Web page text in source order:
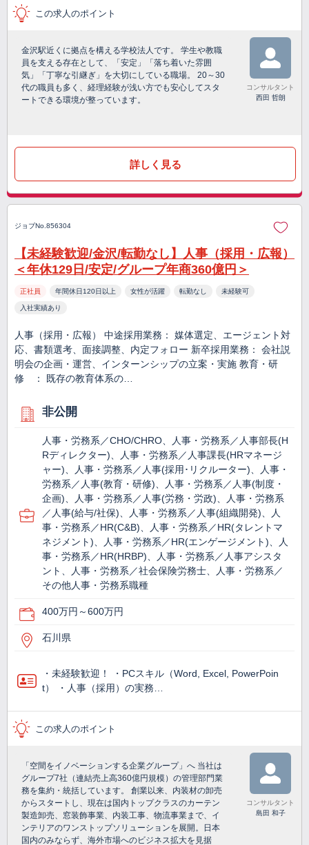
この求人のポイント
金沢駅近くに拠点を構える学校法人です。 学生や教職
員を支える存在として、「安定」「落ち着いた雰囲
気」「丁寧な引継ぎ」を大切にしている職場。 20～30
代の職員も多く、経理経験が浅い方でも安心してスタ
ートできる環境が整っています。
コンサルタント
西田 哲朗
詳しく見る
ジョブNo.856304
【未経験歓迎/金沢/転勤なし】人事（採用・広報）
＜年休129日/安定/グループ年商360億円＞
正社員 年間休日120日以上 女性が活躍 転勤なし 未経験可
入社実績あり
人事（採用・広報） 中途採用業務： 媒体選定、エージェント対
応、書類選考、面接調整、内定フォロー 新卒採用業務： 会社説
明会の企画・運営、インターンシップの立案・実施 教育・研
修 ： 既存の教育体系の…
非公開
人事・労務系／CHO/CHRO、人事・労務系／人事部長(H
Rディレクター)、人事・労務系／人事課長(HRマネージ
ャー)、人事・労務系／人事(採用･リクルーター)、人事・
労務系／人事(教育・研修)、人事・労務系／人事(制度・
企画)、人事・労務系／人事(労務・労政)、人事・労務系
／人事(給与/社保)、人事・労務系／人事(組織開発)、人
事・労務系／HR(C&B)、人事・労務系／HR(タレントマ
ネジメント)、人事・労務系／HR(エンゲージメント)、人
事・労務系／HR(HRBP)、人事・労務系／人事アシスタ
ント、人事・労務系／社会保険労務士、人事・労務系／
その他人事・労務系職種
400万円～600万円
石川県
・未経験歓迎！ ・PCスキル（Word, Excel, PowerPoin
t） ・人事（採用）の実務…
この求人のポイント
「空間をイノベーションする企業グループ」へ 当社は
グループ7社（連結売上高360億円規模）の管理部門業
務を集約・統括しています。 創業以来、内装材の卸売
からスタートし、現在は国内トップクラスのカーテン
製造卸売、窓装飾事業、内装工事、物流事業まで、イ
ンテリアのワンストップソリューションを展開。日本
国内のみならず、海外市場へのビジネス拡大を見据
コンサルタント
島田 和子